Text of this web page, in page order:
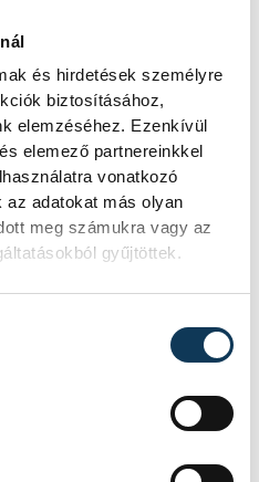
és hirdetések személyre
biztosításához,
elemzéséhez. Ezenkívül
elemező partnereinkkel
vonatkozó
az adatokat más olyan
meg számukra vagy az
gyűjtöttek.
léphet
jól sikerült
illetve van
légiósuk
csapat, amely
pedig
célunk,